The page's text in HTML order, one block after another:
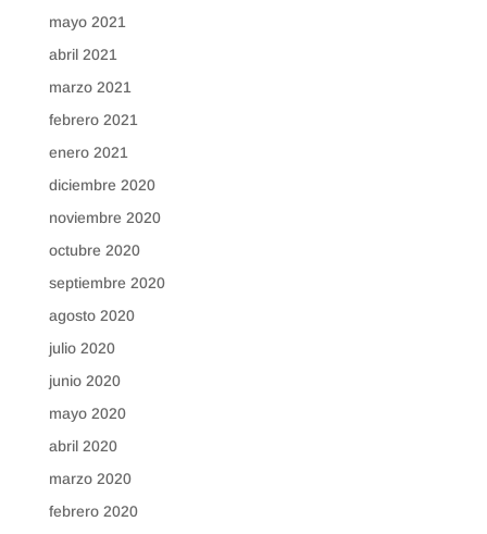
mayo 2021
abril 2021
marzo 2021
febrero 2021
enero 2021
diciembre 2020
noviembre 2020
octubre 2020
septiembre 2020
agosto 2020
julio 2020
junio 2020
mayo 2020
abril 2020
marzo 2020
febrero 2020